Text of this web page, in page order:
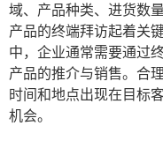
域、产品种类、进货数
产品的终端拜访起着关
中，企业通常需要通过
产品的推介与销售。合
时间和地点出现在目标
机会。